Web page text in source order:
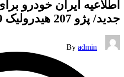
اطلاعیه ایران خودرو
جدید/ پژو 207 هیدرولیک 229میلیون
Posted
by
Byadmin